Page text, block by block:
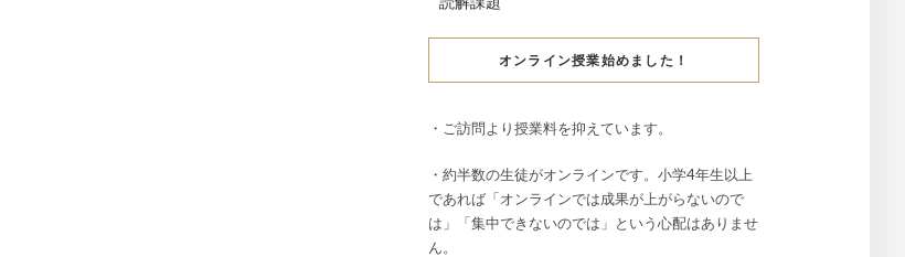
オンライン授業始めました！
・ご訪問より授業料を抑えています。
・約半数の生徒がオンラインです。小学4年生以上
であれば「オンラインでは成果が上がらないので
は」「集中できないのでは」という心配はありませ
ん。